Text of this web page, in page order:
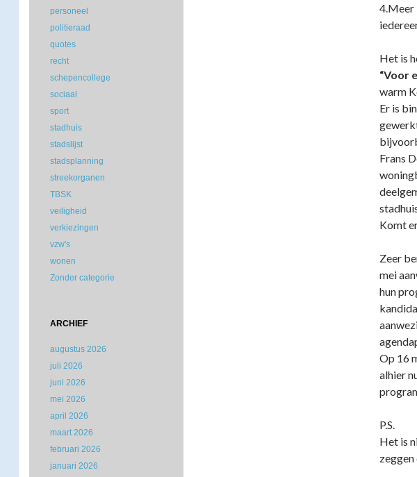
4.Meer
Het is
“Voor
warm
Er is
Frans
Komt
Zeer
mei
hun
Op 16
alhier
P.S.
Het is
zeggen
personeel
politieraad
quotes
recht
schepencollege
sociaal
sport
stadhuis
stadslijst
stadsplanning
streekorganen
TBSK
veiligheid
verkiezingen
vzw's
wonen
Zonder categorie
ARCHIEF
augustus 2026
juli 2026
juni 2026
mei 2026
april 2026
maart 2026
februari 2026
januari 2026